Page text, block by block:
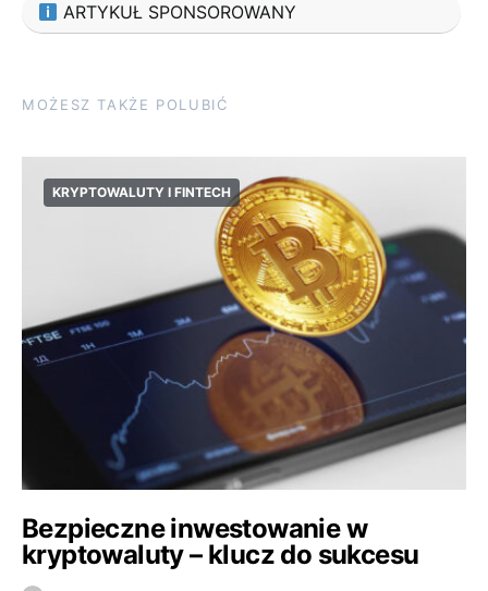
ARTYKUŁ SPONSOROWANY
MOŻESZ TAKŻE POLUBIĆ
KRYPTOWALUTY I FINTECH
Bezpieczne inwestowanie w
kryptowaluty – klucz do sukcesu